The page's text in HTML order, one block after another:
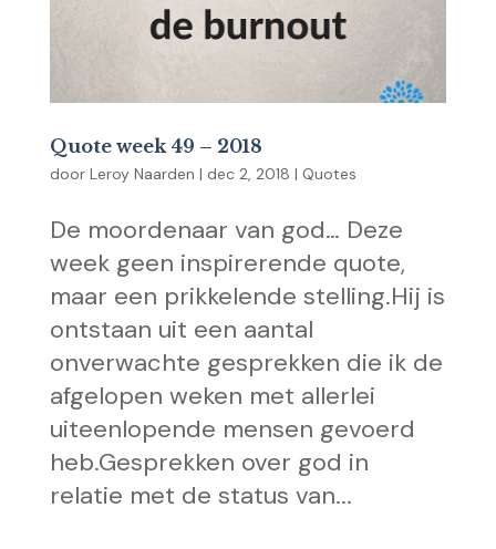
Quote week 49 – 2018
door Leroy Naarden | dec 2, 2018 | Quotes
De moordenaar van god… Deze
week geen inspirerende quote,
maar een prikkelende stelling.Hij is
ontstaan uit een aantal
onverwachte gesprekken die ik de
afgelopen weken met allerlei
uiteenlopende mensen gevoerd
heb.Gesprekken over god in
relatie met de status van...